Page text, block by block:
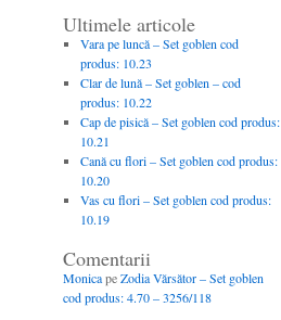
Ultimele articole
Vara pe luncă – Set goblen cod
produs: 10.23
Clar de lună – Set goblen – cod
produs: 10.22
Cap de pisică – Set goblen cod produs:
10.21
Cană cu flori – Set goblen cod produs:
10.20
Vas cu flori – Set goblen cod produs:
10.19
Comentarii
MonicapeZodia Vărsător – Set goblen
cod produs: 4.70 – 3256/118